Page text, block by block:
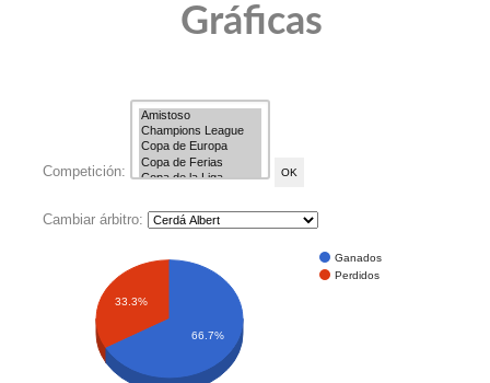
Gráficas
Competición:
Cambiar árbitro:
Ganados
Perdidos
33.3%
66.7%